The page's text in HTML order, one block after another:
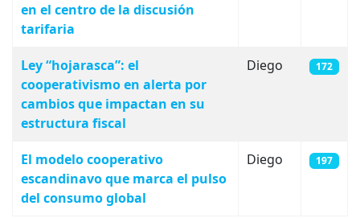
en el centro de la discusión
tarifaria
Ley “hojarasca”: el
cooperativismo en alerta por
cambios que impactan en su
estructura fiscal
Diego 172
El modelo cooperativo
escandinavo que marca el pulso
del consumo global
Diego 197